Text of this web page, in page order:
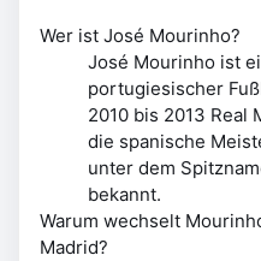
Wer ist José Mourinho?
José Mourinho ist
portugiesischer
2010 bis 2013 Real
die spanische
unter dem
bekannt.
Warum wechselt
Madrid?